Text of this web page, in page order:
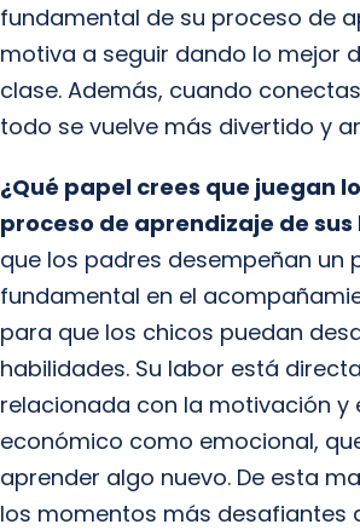
fundamental de su proceso de
motiva a seguir dando lo mejor
clase. Además, cuando
todo se vuelve más divertido y
¿Qué papel crees que juegan
proceso de aprendizaje de sus
que los padres desempeñan un
fundamental en el
para que los chicos puedan
habilidades. Su labor está
relacionada con la motivación y
económico como emocional,
aprender algo nuevo. De esta
los momentos más desafiantes